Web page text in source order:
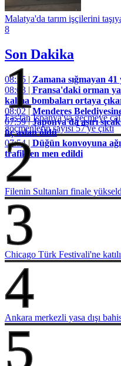
Malatya'da tarım işçilerini
8
Son Dakika
08:15 | Zamana sığmayan 41
08:03 | Fransa'daki orman
kalma bombaları ortaya
08:02 |Menderes
07:59 |Japonya'da aşırı
üç aslan öldü
07:54 | Düğün konvoyuna
trafikten men edildi
1
Fas'tan İspanya'ya geçmeye
göçmenlerin sayısı 57'ye çıktı
2
Filenin Sultanları finale
3
Chicago Türk Festivali'ne
4
Ankara merkezli yasa dışı
5